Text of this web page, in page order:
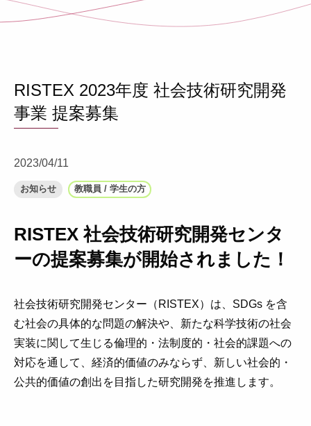
RISTEX 2023年度 社会技術研究開発
事業 提案募集
2023/04/11
お知らせ 教職員 / 学生の方
RISTEX 社会技術研究開発センタ
ーの提案募集が開始されました！
社会技術研究開発センター（RISTEX）は、SDGs を含
む社会の具体的な問題の解決や、新たな科学技術の社会
実装に関して生じる倫理的・法制度的・社会的課題への
対応を通して、経済的価値のみならず、新しい社会的・
公共的価値の創出を目指した研究開発を推進します。